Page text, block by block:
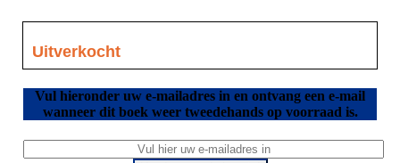
Uitverkocht
Vul hieronder uw e-mailadres in en ontvang een e-mail
wanneer dit boek weer tweedehands op voorraad is.